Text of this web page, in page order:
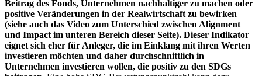
Beitrag des Fonds, Unternehmen nachhaltiger zu machen oder
positive Veränderungen in der Realwirtschaft zu bewirken
(siehe auch das Video zum Unterschied zwischen Alignment
und Impact im unteren Bereich dieser Seite). Dieser Indikator
eignet sich eher für Anleger, die im Einklang mit ihren Werten
investieren möchten und daher durchschnittlich in
Unternehmen investieren wollen, die positiv zu den SDGs